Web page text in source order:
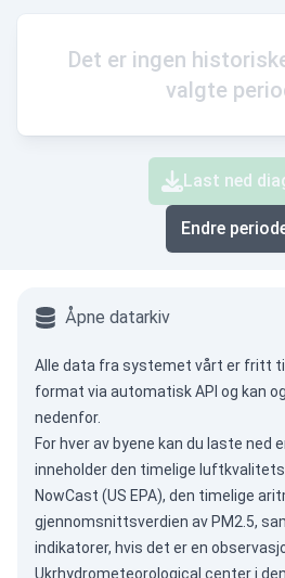
Det er ingen
valgte
Last ned
Endre
Åpne datarkiv
Alle data fra systemet vårt er fritt
format via automatisk API og kan
nedenfor.
For hver av byene kan du laste ned
inneholder den timelige
NowCast (US EPA), den timelige
gjennomsnittsverdien av PM2.5,
indikatorer, hvis det er en
Ukrhydrometeorological center i